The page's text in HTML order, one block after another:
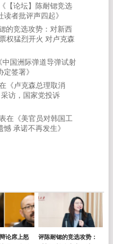
【论坛】陈耐锶竞选
读者批评声四起》
的竞选攻势：对新西
权猛烈开火 对卢克森
中国洲际弹道导弹试射
定签署》
《卢克森总理取消
访，国家党投诉
在《美官员对韩国工
憾 承诺不再发生》
论席上怒
评陈耐锶的竞选攻势：